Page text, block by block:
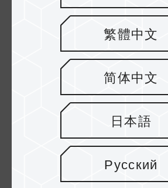
Test kecepatan CDM
繁體中文
简体中文
日本語
Русский